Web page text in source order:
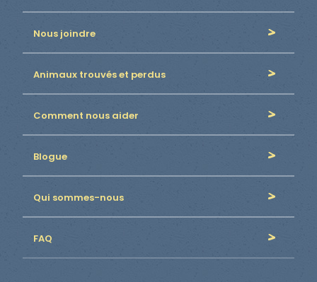
Nous joindre
Animaux trouvés et perdus
Comment nous aider
Blogue
Qui sommes-nous
FAQ